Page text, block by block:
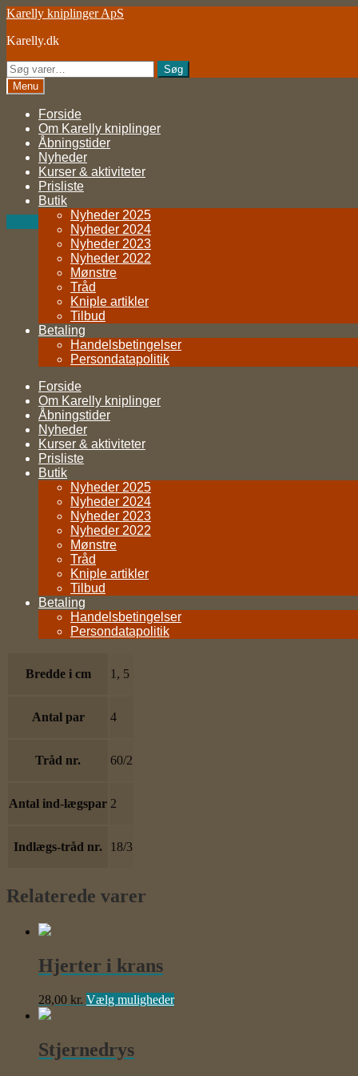
Spring
navigation
Spring
indhold
Karelly kniplinger ApS
Karelly.dk
Søg
efter:
Søg
Menu
Forside
Om Karelly kniplinger
Åbningstider
Nyheder
Kurser & aktiviteter
Prisliste
Butik
Nyheder 2025
Nyheder 2024
Nyheder 2023
Nyheder 2022
Mønstre
Tråd
Kniple artikler
Tilbud
Betaling
Handelsbetingelser
Persondatapolitik
Forside
Om Karelly kniplinger
Åbningstider
Nyheder
Kurser & aktiviteter
Prisliste
Butik
Nyheder 2025
Nyheder 2024
Nyheder 2023
Nyheder 2022
Mønstre
Tråd
Kniple artikler
Tilbud
Betaling
Handelsbetingelser
Persondatapolitik
Bredde i cm 1, 5
Antal par 4
Tråd nr. 60/2
Antal ind-lægspar 2
Indlægs-tråd nr. 18/3
Relaterede varer
Hjerter i krans
28,00 kr. Vælg mulighederDette
Stjernedrys